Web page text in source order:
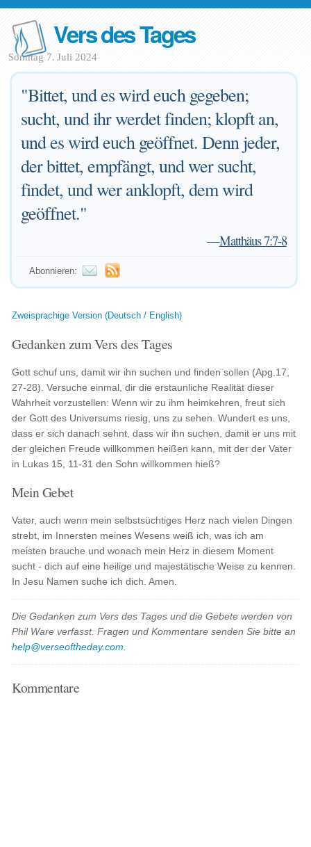
Vers des Tages
Sonntag 7. Juli 2024
"Bittet, und es wird euch gegeben;
sucht, und ihr werdet finden; klopft an,
und es wird euch geöffnet. Denn jeder,
der bittet, empfängt, und wer sucht,
findet, und wer anklopft, dem wird
geöffnet."
—Matthäus 7:7-8
Abonnieren:
Zweisprachige Version (Deutsch / English)
Gedanken zum Vers des Tages
Gott schuf uns, damit wir ihn suchen und finden sollen (Apg.17,
27-28). Versuche einmal, dir die erstaunliche Realität dieser
Wahrheit vorzustellen: Wenn wir zu ihm heimkehren, freut sich
der Gott des Universums riesig, uns zu sehen. Wundert es uns,
dass er sich danach sehnt, dass wir ihn suchen, damit er uns mit
der gleichen Freude willkommen heißen kann, mit der der Vater
in Lukas 15, 11-31 den Sohn willkommen hieß?
Mein Gebet
Vater, auch wenn mein selbstsüchtiges Herz nach vielen Dingen
strebt, im Innersten meines Wesens weiß ich, was ich am
meisten brauche und wonach mein Herz in diesem Moment
sucht - dich auf eine heilige und majestätische Weise zu kennen.
In Jesu Namen suche ich dich. Amen.
Die Gedanken zum Vers des Tages und die Gebete werden von
Phil Ware verfasst. Fragen und Kommentare senden Sie bitte an
help@verseoftheday.com
Kommentare